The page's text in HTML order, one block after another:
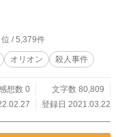
いる老紳士がいた。様々な
っていた。 招待状通
見つけ出すため奔走する。
探偵である。
位 / 5,379件
オリオン 殺人事件
想数 0
文字数 80,809
登録日 2021.03.22